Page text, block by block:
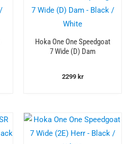
Hoka One One Speedgoat
7 Wide (D) Dam
2299 kr